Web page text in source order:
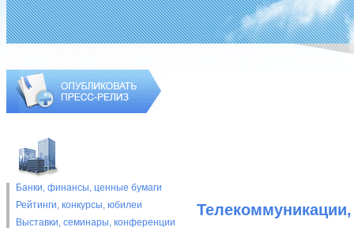
Банки, финансы, ценные бумаги
Рейтинги, конкурсы, юбилеи
Выставки, cеминары, конференции